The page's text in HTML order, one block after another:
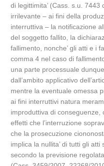
di legittimita’ (Cass. s.u.
irrilevante – ai fini della
interruttiva – la notificazione
del soggetto fallito, la
fallimento, nonche’ gli atti e i
comma 4 nel caso di
una parte processuale
dall’ambito applicativo
mentre la eventuale omessa
ai fini interruttivi natura
improduttiva di conseguenze,
effetti che l’interruzione
che la prosecuzione
implica la nullita’ di tutti gli atti
secondo la previsione